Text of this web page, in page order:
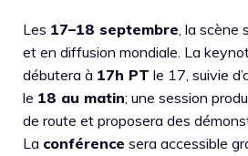
Les 17–18 septembre, la scène
et en diffusion mondiale. La
débutera à 17h PT le 17, suivie
le 18 au matin; une session
de route et proposera des
La conférence sera accessible